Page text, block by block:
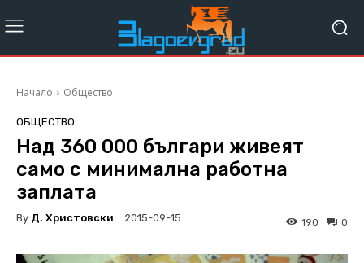
Начало Общество
ОБЩЕСТВО
Над 360 000 българи живеят
само с минимална работна
заплата
By Д. Христовски 2015-09-15 0
190